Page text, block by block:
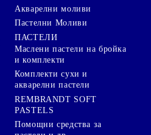
Акварелни моливи
Пастелни Моливи
ПАСТЕЛИ
Маслени пастели на бройка
и комплекти
Комплекти сухи и
акварелни пастели
REMBRANDT SOFT
PASTELS
Помощни средства за